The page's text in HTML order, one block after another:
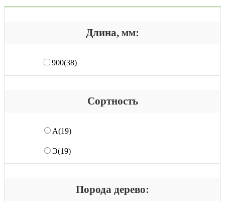
Длина, мм:
900(38)
Сортность
А(19)
Э(19)
Порода дерево: